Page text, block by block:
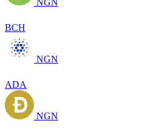
NGN
BCH
NGN
ADA
NGN